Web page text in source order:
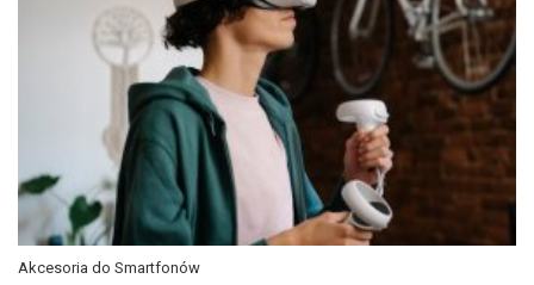
Akcesoria do Smartfonów